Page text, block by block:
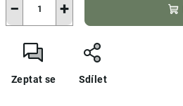
+
−
Zeptat se Sdílet